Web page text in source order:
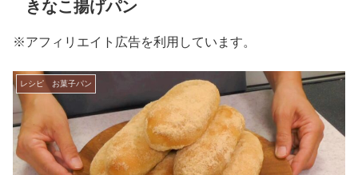
きなこ揚げパン
※アフィリエイト広告を利用しています。
レシピ お菓子パン